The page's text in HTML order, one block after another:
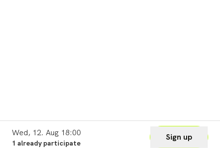
Wed, 12. Aug 18:00
1 already participate
Sign up